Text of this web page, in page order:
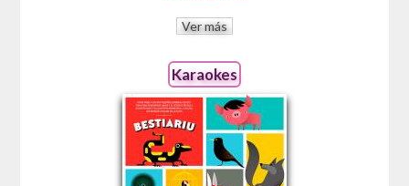
Ver más
Karaokes